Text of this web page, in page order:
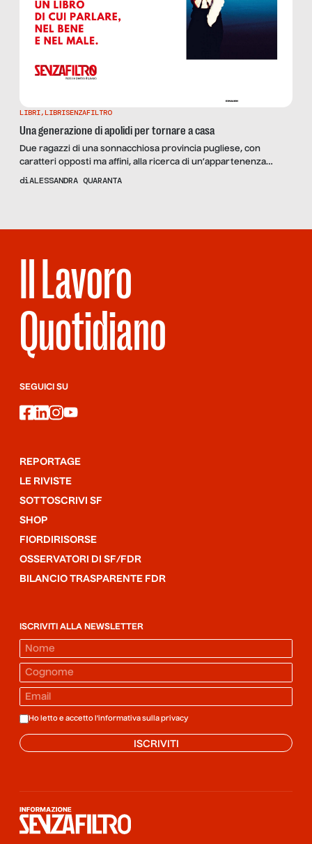
LIBRI,LIBRISENZAFILTRO
Una generazione di apolidi per tornare a casa
Due ragazzi di una sonnacchiosa provincia pugliese, con
caratteri opposti ma affini, alla ricerca di un’appartenenza
attraverso l’emigrazione: è la storia di “Spatriati”, di Mario
diALESSANDRA QUARANTA
Il Lavoro
Quotidiano
SEGUICI SU
facebook
linkedin
instagram
youtube
REPORTAGE
LE RIVISTE
SOTTOSCRIVI SF
SHOP
FIORDIRISORSE
OSSERVATORI DI SF/FDR
BILANCIO TRASPARENTE FDR
ISCRIVITI ALLA NEWSLETTER
Ho letto e accetto l'informativa sulla privacy
ISCRIVITI